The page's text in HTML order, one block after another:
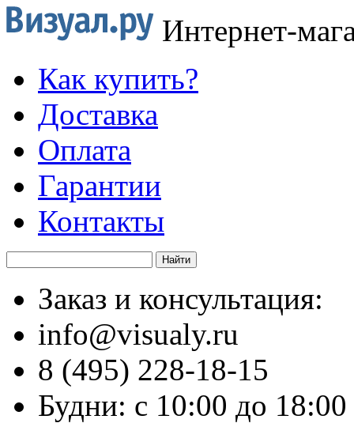
Интернет-
Как купить?
Доставка
Оплата
Гарантии
Контакты
Заказ и консультация:
info@visualy.ru
8 (495) 228-18-15
Будни: с 10:00 до 18:00